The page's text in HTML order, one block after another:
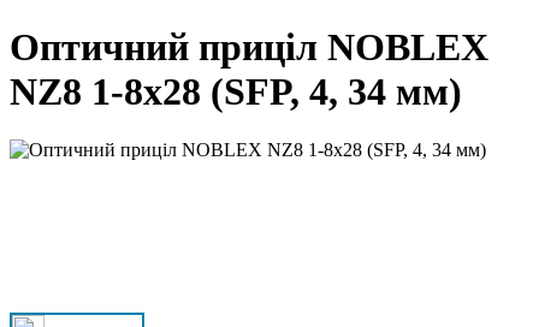
Оптичний приціл NOBLEX
NZ8 1-8x28 (SFP, 4, 34 мм)